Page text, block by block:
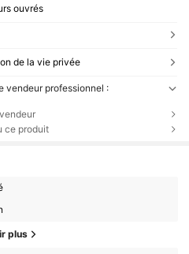
ouvrés
de la vie privée
vendeur professionnel :
ce produit
plus